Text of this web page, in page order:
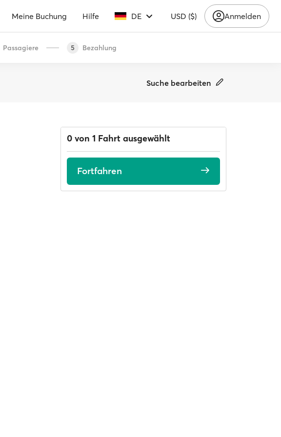
Meine Buchung Hilfe DE USD ($) Anmelden
Passagiere 5 Bezahlung
Suche bearbeiten
0 von 1 Fahrt ausgewählt
Fortfahren